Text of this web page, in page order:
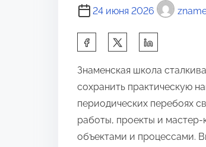
24 июня 2026
д
е
л
и
т
Знаменская школа
сохранить практическую
периодических перебоях
работы, проекты и
объектами и процессами.